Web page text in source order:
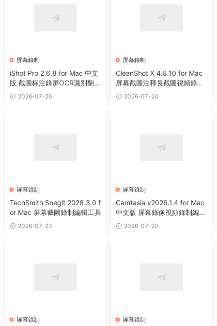
屏幕錄制
iShot Pro 2.6.8 for Mac 中文
版 截圖标注錄屏OCR識别翻譯
神器2026-07-26
屏幕錄制
CleanShot X 4.8.10 for Mac
屏幕截圖注釋長截圖視頻錄制
文字識别工具
2026-07-24
屏幕錄制
TechSmith Snagit 2026.3.0 f
or Mac 屏幕截圖錄制編輯工具
2026-07-23
屏幕錄制
Camtasia v2026.1.4 for Mac
中文版 屏幕錄像視頻錄制編輯
軟件2026-07-20
屏幕錄制 屏幕錄制